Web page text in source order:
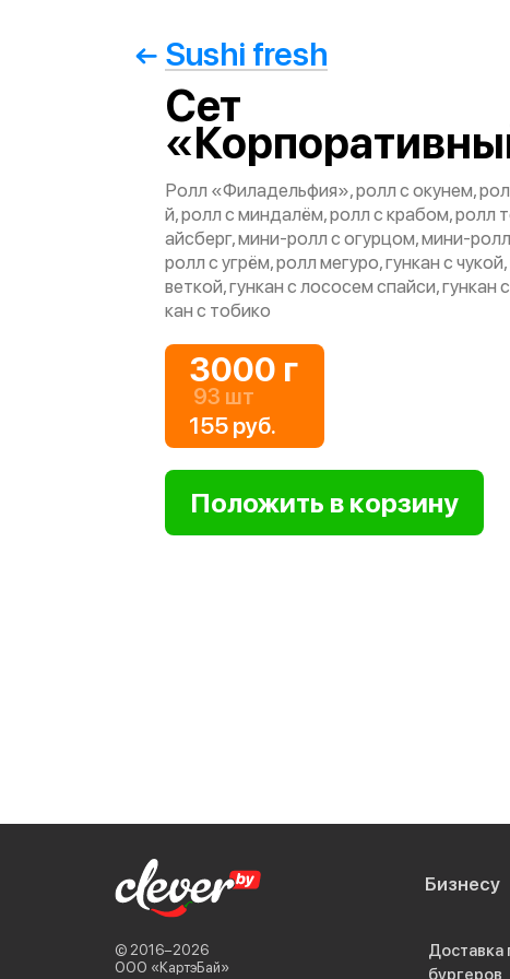
Sushi fresh
Сет
Ролл «Филадельфия», ролл с окунем,
й, ролл с миндалём, ролл с крабом, ролл
айсберг, мини-ролл с огурцом, мини-
ролл с угрём, ролл мегуро, гункан с чукой,
веткой, гункан с лососем спайси, гункан
кан с тобико
3000 г
93 шт
155 руб.
© 2016−2026
ООО «КартэБай»
Бизнесу
Доставка
бургеров